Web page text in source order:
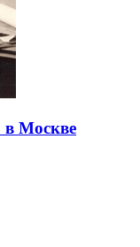
в Москве